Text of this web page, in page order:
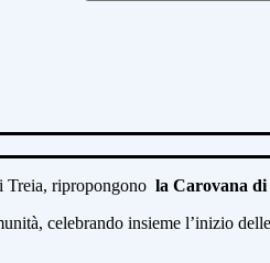
Treia, ripropongono la Carovana
celebrando insieme l’inizio